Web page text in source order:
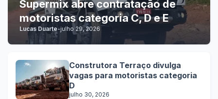
Supermix abre contratação de
motoristas categoria C, D e E
Lucas Duarte-julho 29, 2026
Construtora Terraço divulga
vagas para motoristas categoria
D
julho 30, 2026